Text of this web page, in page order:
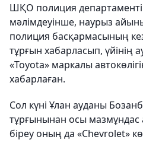
ШҚО полиция департаменті
мәлімдеуінше, наурыз
полиция басқармасының
тұрғын хабарласып, үйінің
«Toyota» маркалы
хабарлаған.
Сол күні Ұлан ауданы
тұрғынынан осы мазмұндас
біреу оның да «Chevrolet»